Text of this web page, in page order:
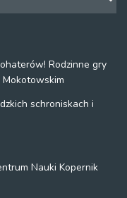
Rodzinne gry
schroniskach i
Nauki Kopernik